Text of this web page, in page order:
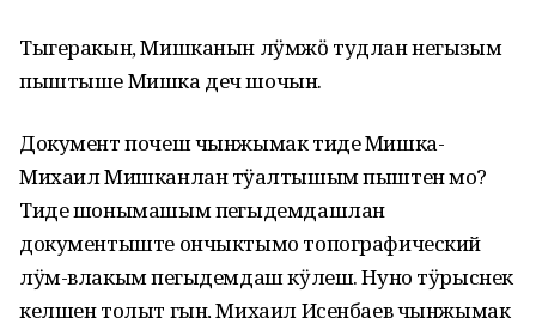
Тыгеракын, Мишканын лӱмжӧ тудлан негызым
пыштыше Мишка деч шочын.
Документ почеш чынжымак тиде Мишка-
Михаил Мишканлан тӱҥалтышым пыштен мо?
Тиде шонымашым пеҥгыдемдашлан
документыште ончыктымо топографический
лӱм-влакым пеҥгыдемдаш кӱлеш. Нуно тӱрыснек
келшен толыт гын, Михаил Исенбаев чынжымак